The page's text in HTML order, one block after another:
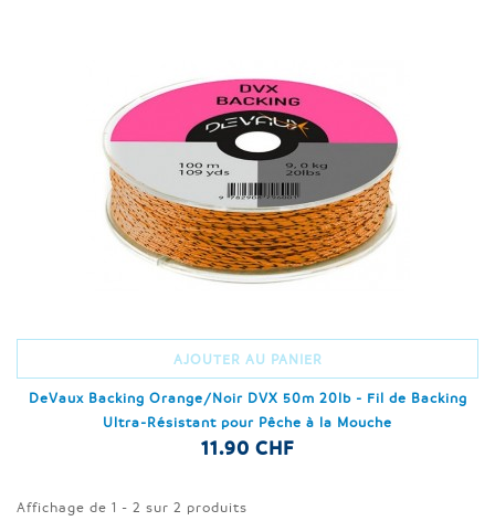
AJOUTER AU PANIER
DeVaux Backing Orange/Noir DVX 50m 20lb - Fil de Backing
Ultra-Résistant pour Pêche à la Mouche
11.90 CHF
Affichage de 1 - 2 sur 2 produits